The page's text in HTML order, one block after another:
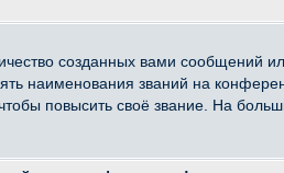
созданных вами сообщений
наименования званий на
повысить своё звание. На